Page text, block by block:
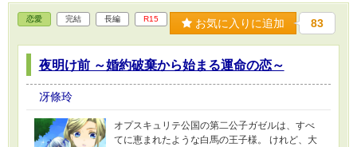
恋愛 完結 長編 R15 お気に入りに追加 83
夜明け前 ～婚約破棄から始まる運命の恋～
冴條玲
オプスキュリテ公国の第二公子ガゼルは、すべ
てに恵まれたような白馬の王子様。 けれど、大